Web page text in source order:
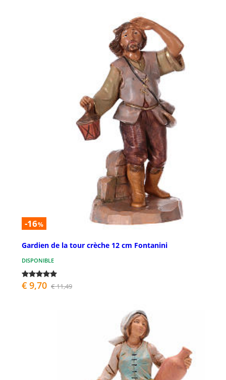
-16%
Gardien de la tour crèche 12 cm Fontanini
DISPONIBLE
€ 9,70 € 11,49